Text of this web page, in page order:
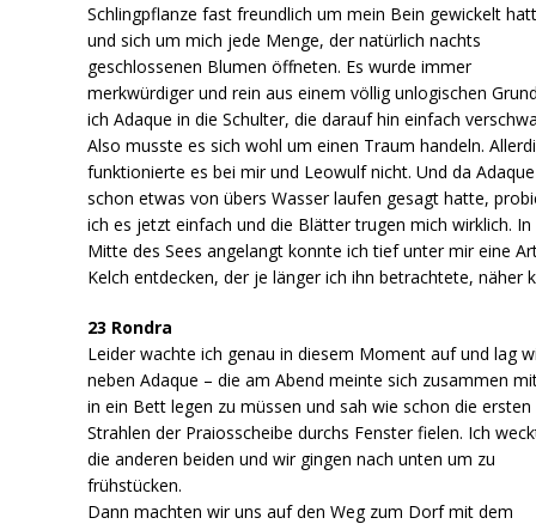
Schlingpflanze fast freundlich um mein Bein gewickelt
und sich um mich jede Menge, der natürlich nachts
geschlossenen Blumen öffneten. Es wurde immer
merkwürdiger und rein aus einem völlig unlogischen
ich Adaque in die Schulter, die darauf hin einfach
Also musste es sich wohl um einen Traum handeln.
funktionierte es bei mir und Leowulf nicht. Und da Adaque
schon etwas von übers Wasser laufen gesagt hatte,
ich es jetzt einfach und die Blätter trugen mich wirklich. In
Mitte des Sees angelangt konnte ich tief unter mir eine
Kelch entdecken, der je länger ich ihn betrachtete, näher
23 Rondra
Leider wachte ich genau in diesem Moment auf und lag
neben Adaque – die am Abend meinte sich zusammen
in ein Bett legen zu müssen und sah wie schon die ersten
Strahlen der Praiosscheibe durchs Fenster fielen. Ich
die anderen beiden und wir gingen nach unten um zu
frühstücken.
Dann machten wir uns auf den Weg zum Dorf mit dem